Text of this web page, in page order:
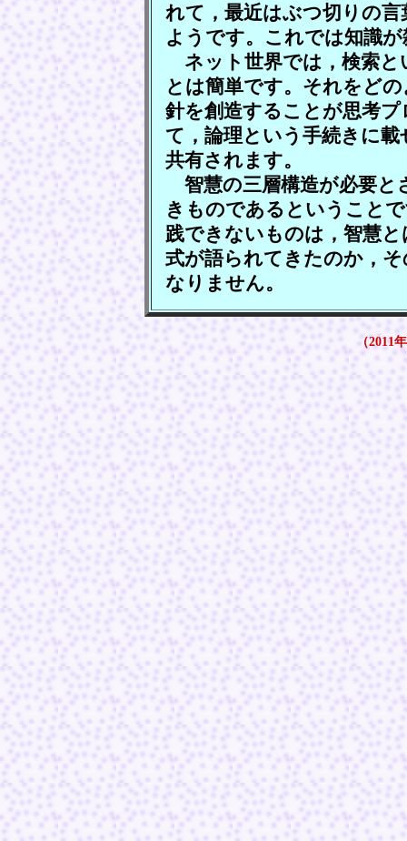
れて，最近はぶつ切りの
ようです。これでは知識
ネット世界では，検索と
とは簡単です。それをど
針を創造することが思考
て，論理という手続きに
共有されます。
智慧の三層構造が必要と
きものであるということ
践できないものは，智慧
式が語られてきたのか，
なりません。
（2011